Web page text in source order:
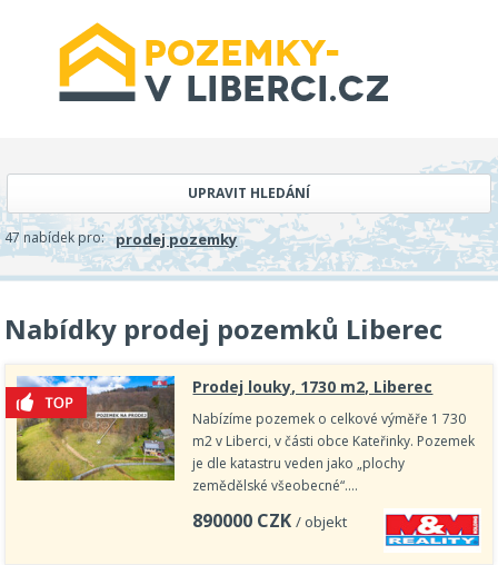
UPRAVIT HLEDÁNÍ
47 nabídek pro: prodej pozemky
Nabídky prodej pozemků Liberec
Prodej louky, 1730 m2, Liberec
Nabízíme pozemek o celkové výměře 1 730
m2 v Liberci, v části obce Kateřinky. Pozemek
je dle katastru veden jako „plochy
zemědělské všeobecné“.…
890000 CZK / objekt